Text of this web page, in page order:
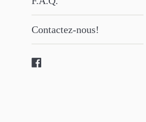
Contactez-nous!